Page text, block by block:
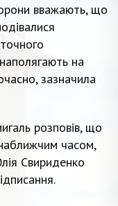
вважають, що
на
зазначила
розповів, що
часом,
Свириденко